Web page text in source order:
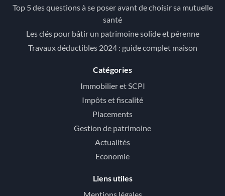
Top 5 des questions à se poser avant de choisir sa mutuelle
santé
Les clés pour bâtir un patrimoine solide et pérenne
Travaux déductibles 2024 : guide complet maison
Catégories
Immobilier et SCPI
Impôts et fiscalité
Placements
Gestion de patrimoine
Actualités
Economie
Liens utiles